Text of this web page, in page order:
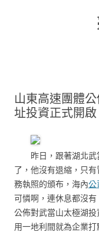
山東高速團體
址投資正式開啟
昨日，跟著湖北武
了，他沒有退縮，只
務執照的頒布，海內公
可憐啊，連休息都沒
公佈對武當山太極湖
用一地利間就為企業打